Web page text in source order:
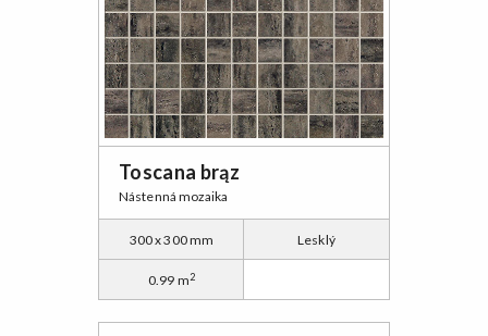
Toscana brąz
Nástenná mozaika
300 x 300 mm Lesklý
0.99 m2